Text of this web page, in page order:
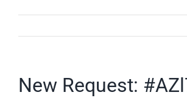
New Request: